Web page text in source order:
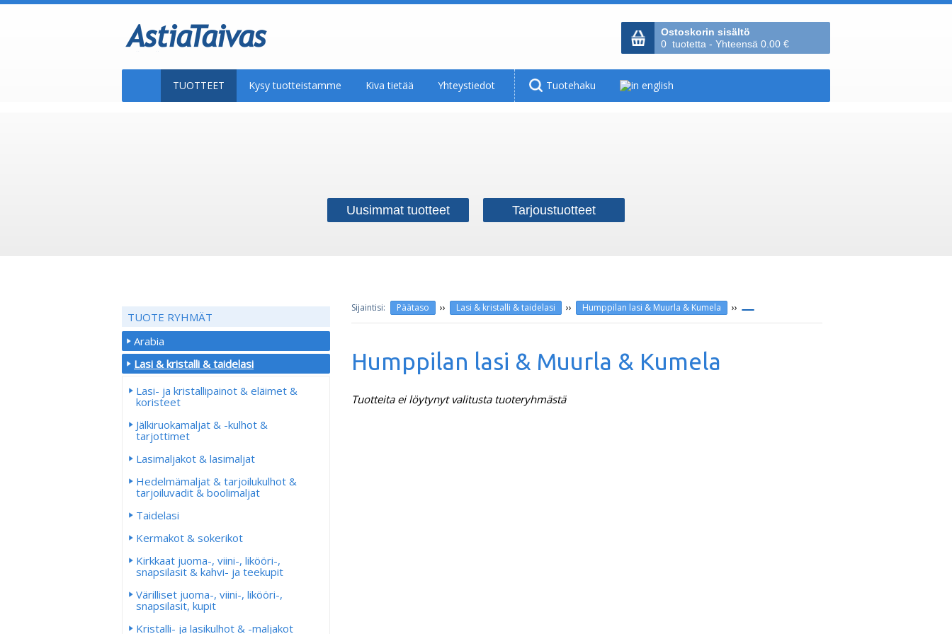
Ostoskorin sisältö
0 tuotetta - Yhteensä 0.00 €
TUOTTEET Kysy tuotteistamme Kiva tietää Yhteystiedot Tuotehaku
Uusimmat tuotteet Tarjoustuotteet
Päätaso ›› Lasi & kristalli & taidelasi ›› Humppilan lasi & Muurla & Kumela ››
Humppilan lasi & Muurla & Kumela
Tuotteita ei löytynyt valitusta tuoteryhmästä
TUOTE RYHMÄT
Arabia
Lasi & kristalli & taidelasi
Lasi- ja kristallipainot & eläimet &
koristeet
Jälkiruokamaljat & -kulhot &
tarjottimet
Lasimaljakot & lasimaljat
Hedelmämaljat & tarjoilukulhot &
tarjoiluvadit & boolimaljat
Taidelasi
Kermakot & sokerikot
Kirkkaat juoma-, viini-, likööri-,
snapsilasit & kahvi- ja teekupit
Värilliset juoma-, viini-, likööri-,
snapsilasit, kupit
Kristalli- ja lasikulhot & -maljakot